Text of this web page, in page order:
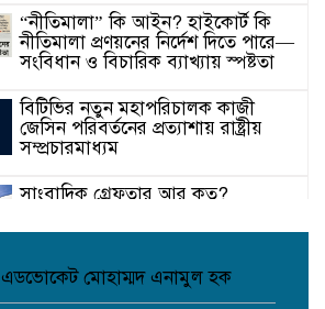
“নীতিমালা” কি আইন? হাইকোর্ট কি
নীতিমালা প্রণয়নের নির্দেশ দিতে পারে—
সংবিধান ও বিচারিক ব্যাখ্যায় স্পষ্টতা
বিটিভির নতুন মহাপরিচালক কাজী
জেসিন পরিবর্তনের প্রত্যাশায় রাষ্ট্রীয়
সম্প্রচারমাধ্যম
সাংবাদিক গ্রেফতার আর কত?
কাগজে-কলমে!
এডভোকেট মোহাম্মদ এনামুল হক